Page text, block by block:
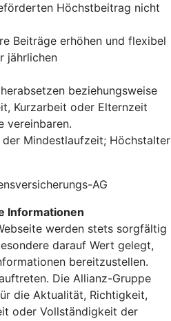
Höchstbeitrag nicht
Beiträge erhöhen und flexibel
jährlichen
beziehungsweise
Kurzarbeit oder Elternzeit
vereinbaren.
Mindestlaufzeit; Höchstalter
AG
Informationen
werden stets sorgfältig
darauf Wert gelegt,
bereitzustellen.
Die Allianz-Gruppe
die Aktualität, Richtigkeit,
oder Vollständigkeit der